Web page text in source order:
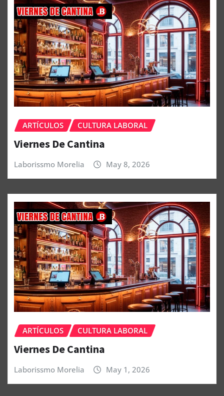
ARTÍCULOS CULTURA LABORAL
Viernes De Cantina
Laborissmo Morelia May 8, 2026
ARTÍCULOS CULTURA LABORAL
Viernes De Cantina
Laborissmo Morelia May 1, 2026